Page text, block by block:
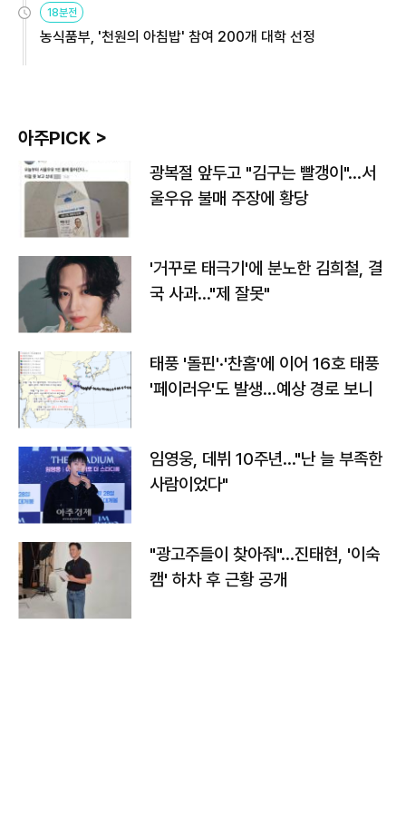
18분전
농식품부, '천원의 아침밥' 참여 200개 대학 선정
아주PICK >
광복절 앞두고 "김구는 빨갱이"…서
울우유 불매 주장에 황당
'거꾸로 태극기'에 분노한 김희철, 결
국 사과…"제 잘못"
태풍 '돌핀'·'찬홈'에 이어 16호 태풍
'페이러우'도 발생…예상 경로 보니
임영웅, 데뷔 10주년…"난 늘 부족한
사람이었다"
"광고주들이 찾아줘"…진태현, '이숙
캠' 하차 후 근황 공개